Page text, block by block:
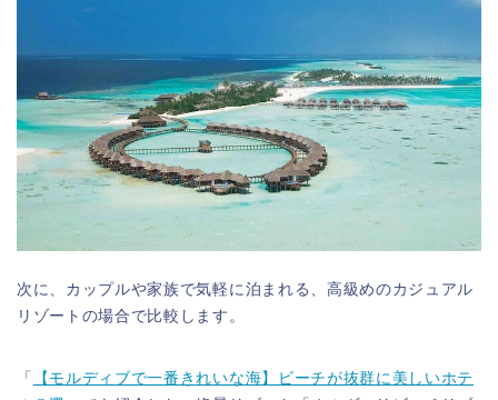
次に、カップルや家族で気軽に泊まれる、高級めのカジュアル
リゾートの場合で比較します。
「
【モルディブで一番きれいな海】ビーチが抜群に美しいホテ